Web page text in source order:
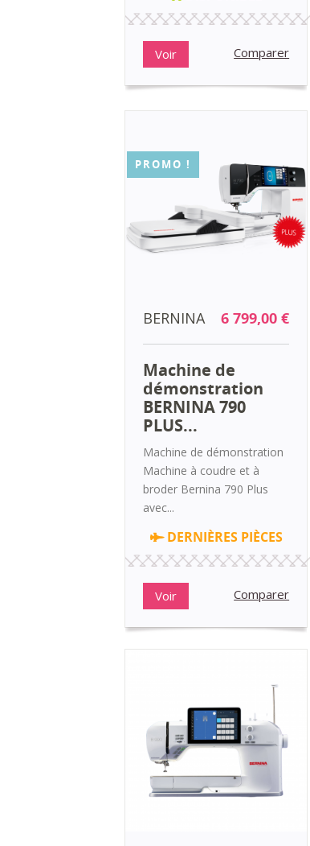
Voir Comparer
BERNINA 6 799,00 €
PROMO !
Machine de
démonstration
BERNINA 790
PLUS...
Machine de démonstration
Machine à coudre et à
broder Bernina 790 Plus
avec...
DERNIÈRES PIÈCES
Voir Comparer